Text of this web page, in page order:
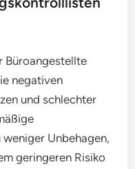
Büroangestellte
negativen
und schlechter
Unbehagen,
geringeren Risiko